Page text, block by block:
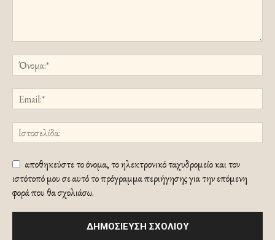
αποθηκεύστε το όνομα, το ηλεκτρονικό ταχυδρομείο και τον
ιστότοπό μου σε αυτό το πρόγραμμα περιήγησης για την επόμενη
φορά που θα σχολιάσω.